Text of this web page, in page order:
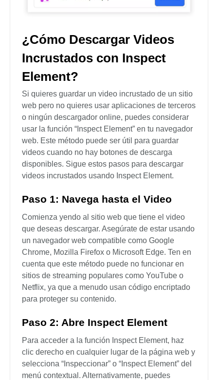
¿Cómo Descargar Videos
Incrustados con Inspect
Element?
Si quieres guardar un video incrustado de un sitio
web pero no quieres usar aplicaciones de terceros
o ningún descargador online, puedes considerar
usar la función “Inspect Element” en tu navegador
web. Este método puede ser útil para guardar
videos cuando no hay botones de descarga
disponibles. Sigue estos pasos para descargar
videos incrustados usando Inspect Element.
Paso 1: Navega hasta el Video
Comienza yendo al sitio web que tiene el video
que deseas descargar. Asegúrate de estar usando
un navegador web compatible como Google
Chrome, Mozilla Firefox o Microsoft Edge. Ten en
cuenta que este método puede no funcionar en
sitios de streaming populares como YouTube o
Netflix, ya que a menudo usan código encriptado
para proteger su contenido.
Paso 2: Abre Inspect Element
Para acceder a la función Inspect Element, haz
clic derecho en cualquier lugar de la página web y
selecciona “Inspeccionar” o “Inspect Element” del
menú contextual. Alternativamente, puedes